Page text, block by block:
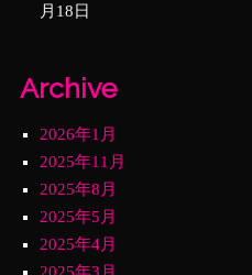
月18日
Archive
2026年1月
2025年11月
2025年8月
2025年5月
2025年4月